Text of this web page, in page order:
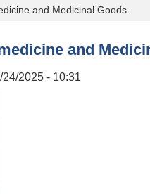
and Medicinal Goods
and
2025 - 10:31